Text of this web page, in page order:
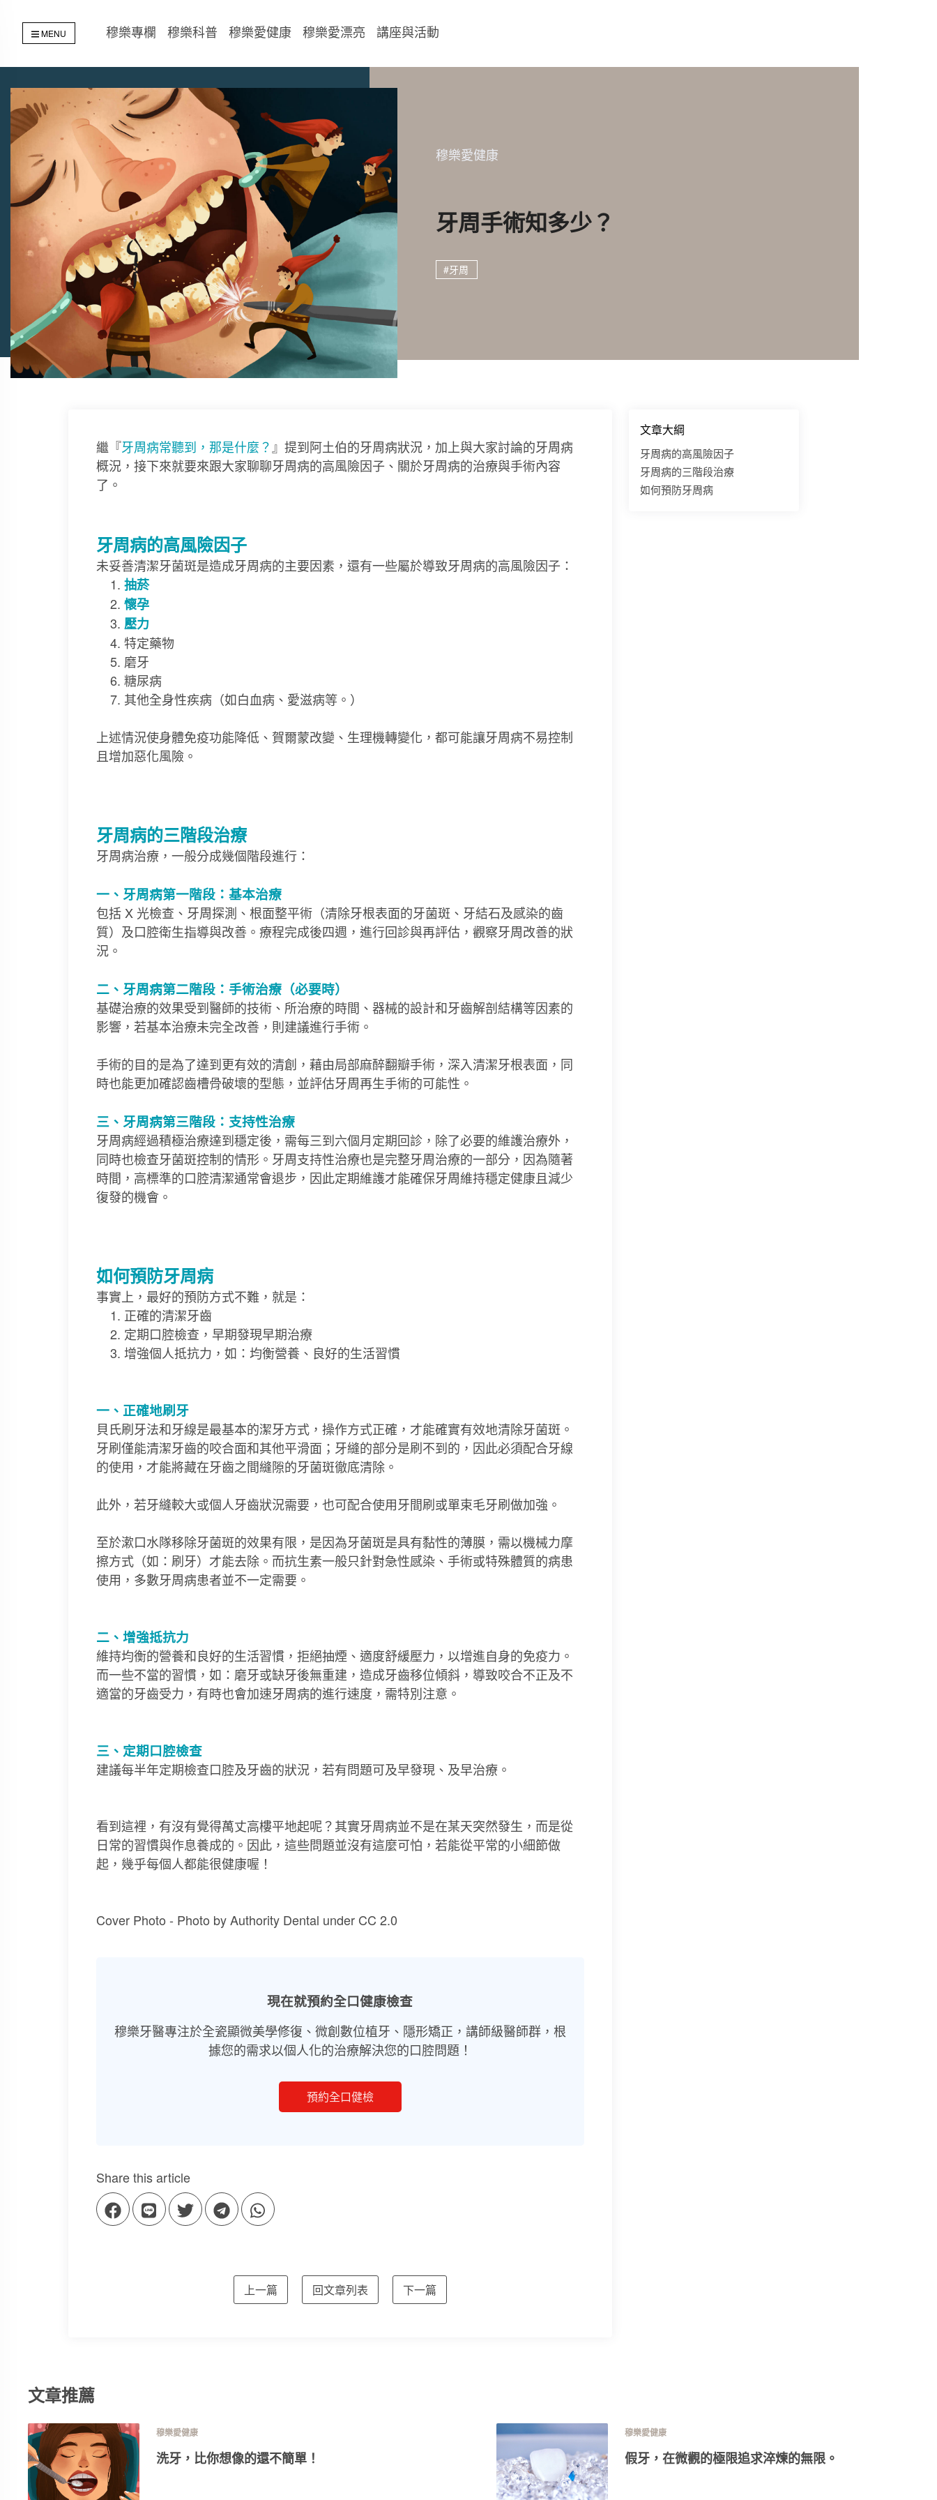
MENU 穆樂專欄 穆樂科普 穆樂愛健康 穆樂愛漂亮 講座與活動
穆樂愛健康
牙周手術知多少？
#牙周
繼『牙周病常聽到，那是什麼？』提到阿土伯的牙周病狀況，加上與大家討論的牙周病
概況，接下來就要來跟大家聊聊牙周病的高風險因子、關於牙周病的治療與手術內容
了。
牙周病的高風險因子
未妥善清潔牙菌斑是造成牙周病的主要因素，還有一些屬於導致牙周病的高風險因子：
抽菸
懷孕
壓力
特定藥物
磨牙
糖尿病
其他全身性疾病（如白血病、愛滋病等。）
上述情況使身體免疫功能降低、賀爾蒙改變、生理機轉變化，都可能讓牙周病不易控制
且增加惡化風險。
牙周病的三階段治療
牙周病治療，一般分成幾個階段進行：
一、牙周病第一階段：基本治療
包括 X 光檢查、牙周探測、根面整平術（清除牙根表面的牙菌斑、牙結石及感染的齒
質）及口腔衛生指導與改善。療程完成後四週，進行回診與再評估，觀察牙周改善的狀
況。
二、牙周病第二階段：手術治療（必要時）
基礎治療的效果受到醫師的技術、所治療的時間、器械的設計和牙齒解剖結構等因素的
影響，若基本治療未完全改善，則建議進行手術。
手術的目的是為了達到更有效的清創，藉由局部麻醉翻瓣手術，深入清潔牙根表面，同
時也能更加確認齒槽骨破壞的型態，並評估牙周再生手術的可能性。
三、牙周病第三階段：支持性治療
牙周病經過積極治療達到穩定後，需每三到六個月定期回診，除了必要的維護治療外，
同時也檢查牙菌斑控制的情形。牙周支持性治療也是完整牙周治療的一部分，因為隨著
時間，高標準的口腔清潔通常會退步，因此定期維護才能確保牙周維持穩定健康且減少
復發的機會。
如何預防牙周病
事實上，最好的預防方式不難，就是：
正確的清潔牙齒
定期口腔檢查，早期發現早期治療
增強個人抵抗力，如：均衡營養、良好的生活習慣
一、正確地刷牙
貝氏刷牙法和牙線是最基本的潔牙方式，操作方式正確，才能確實有效地清除牙菌斑。
牙刷僅能清潔牙齒的咬合面和其他平滑面；牙縫的部分是刷不到的，因此必須配合牙線
的使用，才能將藏在牙齒之間縫隙的牙菌斑徹底清除。
此外，若牙縫較大或個人牙齒狀況需要，也可配合使用牙間刷或單束毛牙刷做加強。
至於漱口水隊移除牙菌斑的效果有限，是因為牙菌斑是具有黏性的薄膜，需以機械力摩
擦方式（如：刷牙）才能去除。而抗生素一般只針對急性感染、手術或特殊體質的病患
使用，多數牙周病患者並不一定需要。
二、增強抵抗力
維持均衡的營養和良好的生活習慣，拒絕抽煙、適度舒緩壓力，以增進自身的免疫力。
而一些不當的習慣，如：磨牙或缺牙後無重建，造成牙齒移位傾斜，導致咬合不正及不
適當的牙齒受力，有時也會加速牙周病的進行速度，需特別注意。
三、定期口腔檢查
建議每半年定期檢查口腔及牙齒的狀況，若有問題可及早發現、及早治療。
看到這裡，有沒有覺得萬丈高樓平地起呢？其實牙周病並不是在某天突然發生，而是從
日常的習慣與作息養成的。因此，這些問題並沒有這麼可怕，若能從平常的小細節做
起，幾乎每個人都能很健康喔！
Cover Photo - Photo by Authority Dental under CC 2.0
現在就預約全口健康檢查
穆樂牙醫專注於全瓷顯微美學修復、微創數位植牙、隱形矯正，講師級醫師群，根
據您的需求以個人化的治療解決您的口腔問題！
預約全口健檢
Share this article
上一篇 回文章列表 下一篇
文章大綱
牙周病的高風險因子
牙周病的三階段治療
如何預防牙周病
文章推薦
穆樂愛健康
洗牙，比你想像的還不簡單！
穆樂愛健康
假牙，在微觀的極限追求淬煉的無限。